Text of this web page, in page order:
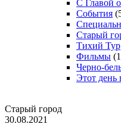
С Главой
События
Старый
Тихий Тур
Фильмы
Черно-
Этот день
Старый город
30.08.2021